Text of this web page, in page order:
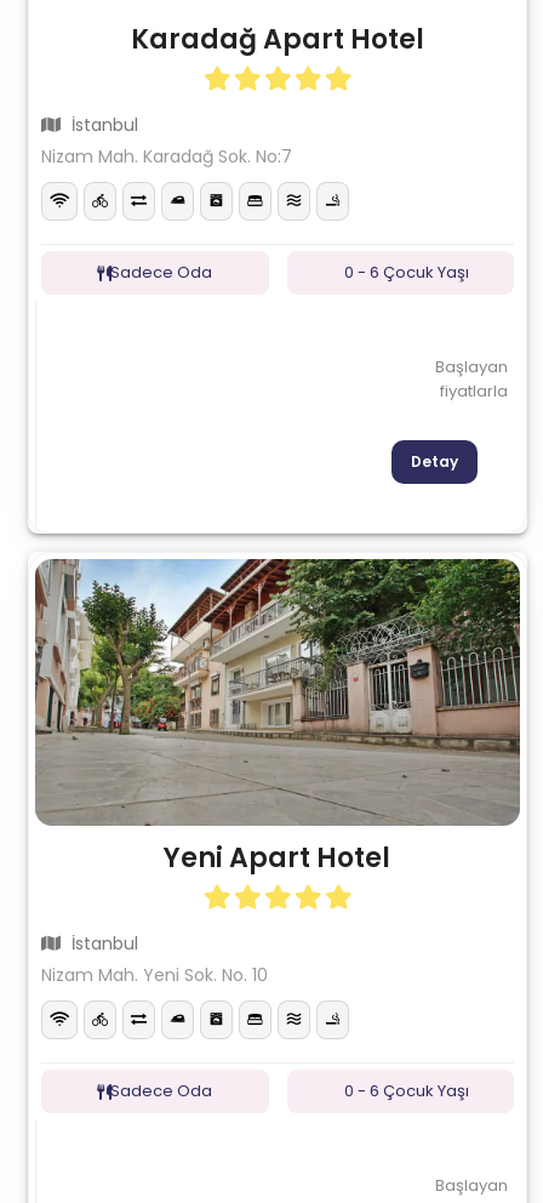
Karadağ Apart Hotel
İstanbul
Nizam Mah. Karadağ Sok. No:7
Sadece Oda 0 - 6 Çocuk Yaşı
Başlayan
fiyatlarla
Detay
Yeni Apart Hotel
İstanbul
Nizam Mah. Yeni Sok. No. 10
Sadece Oda 0 - 6 Çocuk Yaşı
Başlayan